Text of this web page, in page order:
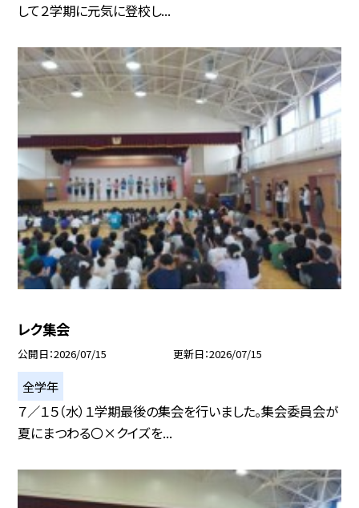
して２学期に元気に登校し...
レク集会
公開日 2026/07/15 更新日 2026/07/15
全学年
７／１５（水）１学期最後の集会を行いました。集会委員会が
夏にまつわる〇×クイズを...